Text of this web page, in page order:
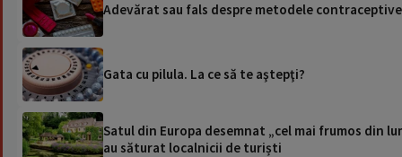
Adevărat sau fals despre metodele
Gata cu pilula. La ce să te aştepţi?
Satul din Europa desemnat „cel mai frumos din
au săturat localnicii de turiști